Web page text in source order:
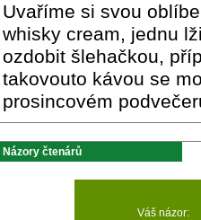
Uvaříme si svou
whisky cream, jednu
ozdobit šlehačkou,
takovouto kávou se
prosincovém
Názory čtenárů
Váš názor: